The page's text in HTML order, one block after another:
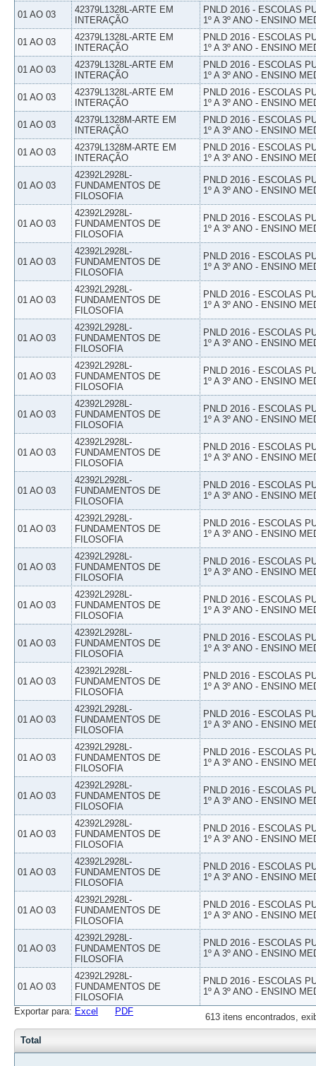
01 AO 03
42379L1328L-ARTE EM
INTERAÇÃO
PNLD 2016 - ESCOLAS
1º A 3º ANO - ENSINO
01 AO 03
42379L1328L-ARTE EM
INTERAÇÃO
PNLD 2016 - ESCOLAS
1º A 3º ANO - ENSINO
01 AO 03
42379L1328L-ARTE EM
INTERAÇÃO
PNLD 2016 - ESCOLAS
1º A 3º ANO - ENSINO
01 AO 03
42379L1328L-ARTE EM
INTERAÇÃO
PNLD 2016 - ESCOLAS
1º A 3º ANO - ENSINO
01 AO 03
42379L1328M-ARTE EM
INTERAÇÃO
PNLD 2016 - ESCOLAS
1º A 3º ANO - ENSINO
01 AO 03
42379L1328M-ARTE EM
INTERAÇÃO
PNLD 2016 - ESCOLAS
1º A 3º ANO - ENSINO
01 AO 03
42392L2928L-
FUNDAMENTOS DE
FILOSOFIA
PNLD 2016 - ESCOLAS
1º A 3º ANO - ENSINO
01 AO 03
42392L2928L-
FUNDAMENTOS DE
FILOSOFIA
PNLD 2016 - ESCOLAS
1º A 3º ANO - ENSINO
01 AO 03
42392L2928L-
FUNDAMENTOS DE
FILOSOFIA
PNLD 2016 - ESCOLAS
1º A 3º ANO - ENSINO
01 AO 03
42392L2928L-
FUNDAMENTOS DE
FILOSOFIA
PNLD 2016 - ESCOLAS
1º A 3º ANO - ENSINO
01 AO 03
42392L2928L-
FUNDAMENTOS DE
FILOSOFIA
PNLD 2016 - ESCOLAS
1º A 3º ANO - ENSINO
01 AO 03
42392L2928L-
FUNDAMENTOS DE
FILOSOFIA
PNLD 2016 - ESCOLAS
1º A 3º ANO - ENSINO
01 AO 03
42392L2928L-
FUNDAMENTOS DE
FILOSOFIA
PNLD 2016 - ESCOLAS
1º A 3º ANO - ENSINO
01 AO 03
42392L2928L-
FUNDAMENTOS DE
FILOSOFIA
PNLD 2016 - ESCOLAS
1º A 3º ANO - ENSINO
01 AO 03
42392L2928L-
FUNDAMENTOS DE
FILOSOFIA
PNLD 2016 - ESCOLAS
1º A 3º ANO - ENSINO
01 AO 03
42392L2928L-
FUNDAMENTOS DE
FILOSOFIA
PNLD 2016 - ESCOLAS
1º A 3º ANO - ENSINO
01 AO 03
42392L2928L-
FUNDAMENTOS DE
FILOSOFIA
PNLD 2016 - ESCOLAS
1º A 3º ANO - ENSINO
01 AO 03
42392L2928L-
FUNDAMENTOS DE
FILOSOFIA
PNLD 2016 - ESCOLAS
1º A 3º ANO - ENSINO
01 AO 03
42392L2928L-
FUNDAMENTOS DE
FILOSOFIA
PNLD 2016 - ESCOLAS
1º A 3º ANO - ENSINO
01 AO 03
42392L2928L-
FUNDAMENTOS DE
FILOSOFIA
PNLD 2016 - ESCOLAS
1º A 3º ANO - ENSINO
01 AO 03
42392L2928L-
FUNDAMENTOS DE
FILOSOFIA
PNLD 2016 - ESCOLAS
1º A 3º ANO - ENSINO
01 AO 03
42392L2928L-
FUNDAMENTOS DE
FILOSOFIA
PNLD 2016 - ESCOLAS
1º A 3º ANO - ENSINO
01 AO 03
42392L2928L-
FUNDAMENTOS DE
FILOSOFIA
PNLD 2016 - ESCOLAS
1º A 3º ANO - ENSINO
01 AO 03
42392L2928L-
FUNDAMENTOS DE
FILOSOFIA
PNLD 2016 - ESCOLAS
1º A 3º ANO - ENSINO
01 AO 03
42392L2928L-
FUNDAMENTOS DE
FILOSOFIA
PNLD 2016 - ESCOLAS
1º A 3º ANO - ENSINO
01 AO 03
42392L2928L-
FUNDAMENTOS DE
FILOSOFIA
PNLD 2016 - ESCOLAS
1º A 3º ANO - ENSINO
01 AO 03
42392L2928L-
FUNDAMENTOS DE
FILOSOFIA
PNLD 2016 - ESCOLAS
1º A 3º ANO - ENSINO
01 AO 03
42392L2928L-
FUNDAMENTOS DE
FILOSOFIA
PNLD 2016 - ESCOLAS
1º A 3º ANO - ENSINO
613 itens encontrados,
Exportar para: Excel PDF
Total